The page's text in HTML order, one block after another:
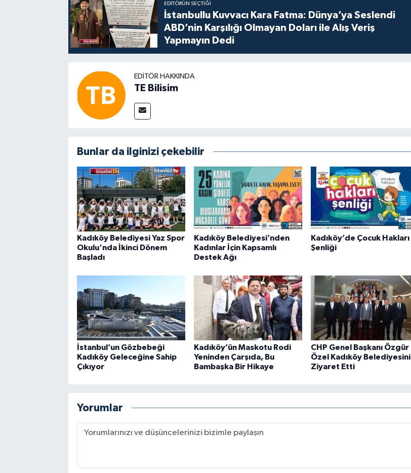
EDITÖRÜN SEÇTIĞI
İstanbullu Kuvvacı Kara Fatma: Dünya’ya Seslendi
ABD’nin Karşılığı Olmayan Doları ile Alış Veriş
Yapmayın Dedi
EDITÖR HAKKINDA
TE Bilisim
Bunlar da ilginizi çekebilir
Kadıköy Belediyesi Yaz Spor
Okulu'nda İkinci Dönem
Başladı
Kadıköy Belediyesi’nden
Kadınlar İçin Kapsamlı
Destek Ağı
Kadıköy’de Çocuk Hakları
Şenliği
İstanbul’un Gözbebeği
Kadıköy Geleceğine Sahip
Çıkıyor
Kadıköy’ün Maskotu Rodi
Yeninden Çarşıda, Bu
Bambaşka Bir Hikaye
CHP Genel Başkanı Özgür
Özel Kadıköy Belediyesini
Ziyaret Etti
Yorumlar